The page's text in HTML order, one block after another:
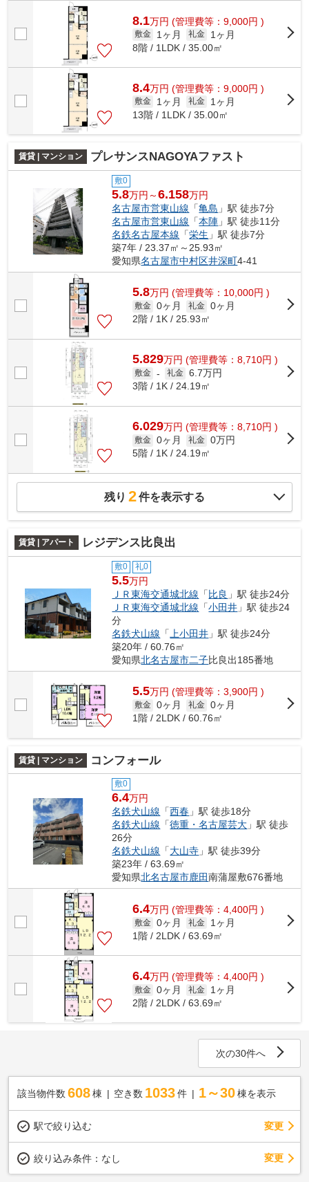
8.1万円 (管理費等：9,000円 )
敷金 1ヶ月 礼金
1ヶ月
8階 / 1LDK / 35.00㎡
8.4万円 (管理費等：9,000円 )
敷金 1ヶ月 礼金
1ヶ月
13階 / 1LDK / 35.00㎡
賃貸 | マンション プレサンスNAGOYAファスト
敷0
5.8万円～6.158万円
名古屋市営東山線 「亀島 」駅 徒歩7分
名古屋市営東山線 「本陣 」駅 徒歩11分
名鉄名古屋本線 「栄生 」駅 徒歩7分
築7年 / 23.37㎡～25.93㎡
愛知県名古屋市中村区井深町4-41
5.8万円 (管理費等：10,000円 )
敷金 0ヶ月 礼金 0ヶ月
2階 / 1K / 25.93㎡
5.829万円 (管理費等：8,710円 )
敷金 - 礼金 6.7万円
3階 / 1K / 24.19㎡
6.029万円 (管理費等：8,710円 )
敷金 0ヶ月 礼金 0万円
5階 / 1K / 24.19㎡
残り 2件を表示する
賃貸 | アパート レジデンス比良出
敷0 礼0
5.5万円
ＪＲ東海交通城北線 「 比良 」駅 徒歩24分
ＪＲ東海交通城北線 「小田井 」駅 徒歩24
分
名鉄犬山線 「 上小田井 」駅 徒歩24分
築20年 / 60.76㎡
愛知県北名古屋市二子比良出185番地
5.5万円 (管理費等：3,900円 )
敷金 0ヶ月 礼金 0ヶ月
1階 / 2LDK / 60.76㎡
賃貸 | マンション コンフォール
敷0
6.4万円
名鉄犬山線 「西春 」駅 徒歩18分
名鉄犬山線 「徳重・名古屋芸大 」駅 徒歩
26分
名鉄犬山線 「大山寺 」駅 徒歩39分
築23年 / 63.69㎡
愛知県北名古屋市鹿田南蒲屋敷676番地
6.4万円 (管理費等：4,400円 )
敷金 0ヶ月 礼金
1ヶ月
1階 / 2LDK / 63.69㎡
6.4万円 (管理費等：4,400円 )
敷金 0ヶ月 礼金
1ヶ月
2階 / 2LDK / 63.69㎡
次の30件へ
該当物件数 608棟 空き数 1033 件 1～30 棟を表示
駅で絞り込む 変更
絞り込み条件： なし 変更